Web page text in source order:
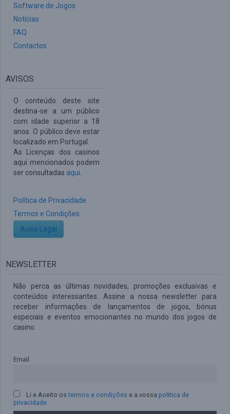
Software de Jogos
Notícias
FAQ
Contactos
AVISOS
O conteúdo deste site
destina-se a um público
com idade superior a 18
anos. O público deve estar
localizado em Portugal.
As Licenças dos casinos
aqui mencionados podem
ser consultadas aqui
Política de Privacidade
Termos e Condições
Aviso Legal
NEWSLETTER
Não perca as últimas novidades, promoções exclusivas e
conteúdos interessantes. Assine a nossa newsletter para
receber informações de lançamentos de jogos, bónus
especiais e eventos emocionantes no mundo dos jogos de
casino.
Email
Li e Aceito ostermos e condições e a vossa politica de
privacidade